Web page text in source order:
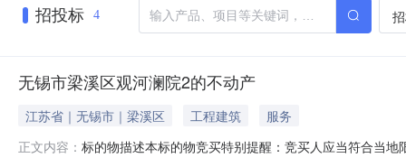
招投标 4
无锡市梁溪区观河澜院2的不动产
江苏省｜无锡市｜梁溪区 工程建筑
服务
正文内容： 标的物描述本标的物竞买特别提醒：竞买人应当符合当